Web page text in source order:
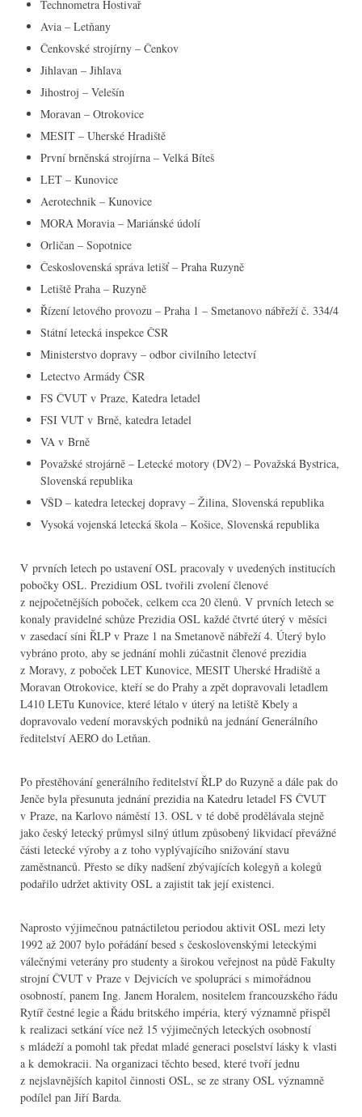
Technometra Hostivař
Avia – Letňany
Čenkovské strojírny – Čenkov
Jihlavan – Jihlava
Jihostroj – Velešín
Moravan – Otrokovice
MESIT – Uherské Hradiště
První brněnská strojírna – Velká Bíteš
LET – Kunovice
Aerotechnik – Kunovice
MORA Moravia – Mariánské údolí
Orličan – Sopotnice
Československá správa letišť – Praha Ruzyně
Letiště Praha – Ruzyně
Řízení letového provozu – Praha 1 – Smetanovo nábřeží č. 334/4
Státní letecká inspekce ČSR
Ministerstvo dopravy – odbor civilního letectví
Letectvo Armády ČSR
FS ČVUT v Praze, Katedra letadel
FSI VUT v Brně, katedra letadel
VA v Brně
Považské strojárně – Letecké motory (DV2) – Považská Bystrica,
Slovenská republika
VŠD – katedra leteckej dopravy – Žilina, Slovenská republika
Vysoká vojenská letecká škola – Košice, Slovenská republika
V prvních letech po ustavení OSL pracovaly v uvedených institucích
pobočky OSL. Prezidium OSL tvořili zvolení členové
z nejpočetnějších poboček, celkem cca 20 členů. V prvních letech se
konaly pravidelné schůze Prezidia OSL každé čtvrté úterý v měsíci
v zasedací síni ŘLP v Praze 1 na Smetanově nábřeží 4. Úterý bylo
vybráno proto, aby se jednání mohli zúčastnit členové prezidia
z Moravy, z poboček LET Kunovice, MESIT Uherské Hradiště a
Moravan Otrokovice, kteří se do Prahy a zpět dopravovali letadlem
L410 LETu Kunovice, které létalo v úterý na letiště Kbely a
dopravovalo vedení moravských podniků na jednání Generálního
ředitelství AERO do Letňan.
Po přestěhování generálního ředitelství ŘLP do Ruzyně a dále pak do
Jenče byla přesunuta jednání prezidia na Katedru letadel FS ČVUT
v Praze, na Karlovo náměstí 13. OSL v té době prodělávala stejně
jako český letecký průmysl silný útlum způsobený likvidací převážné
části letecké výroby a z toho vyplývajícího snižování stavu
zaměstnanců. Přesto se díky nadšení zbývajících kolegyň a kolegů
podařilo udržet aktivity OSL a zajistit tak její existenci.
Naprosto výjimečnou patnáctiletou periodou aktivit OSL mezi lety
1992 až 2007 bylo pořádání besed s československými leteckými
válečnými veterány pro studenty a širokou veřejnost na půdě Fakulty
strojní ČVUT v Praze v Dejvicích ve spolupráci s mimořádnou
osobností, panem Ing. Janem Horalem, nositelem francouzského řádu
Rytíř čestné legie a Řádu britského impéria, který významně přispěl
k realizaci setkání více než 15 výjimečných leteckých osobností
s mládeží a pomohl tak předat mladé generaci poselství lásky k vlasti
a k demokracii. Na organizaci těchto besed, které tvoří jednu
z nejslavnějších kapitol činnosti OSL, se ze strany OSL významně
podílel pan Jiří Barda.